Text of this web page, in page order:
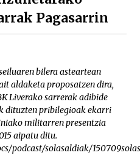
Pagasarrin
bilera asteartean
aldaketa proposatzen dira,
Liverako sarrerak adibide
dituzten pribilegioak ekarri
militarren presentzia
aipatu ditu.
podcast/solasaldiak/